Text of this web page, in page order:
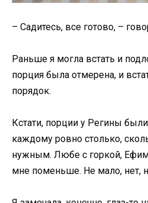
– Садитесь, все готово, –
Раньше я могла встать и
порция была отмерена, и
порядок.
Кстати, порции у Регины
каждому ровно столько,
нужным. Любе с горкой,
мне поменьше. Не мало, нет,